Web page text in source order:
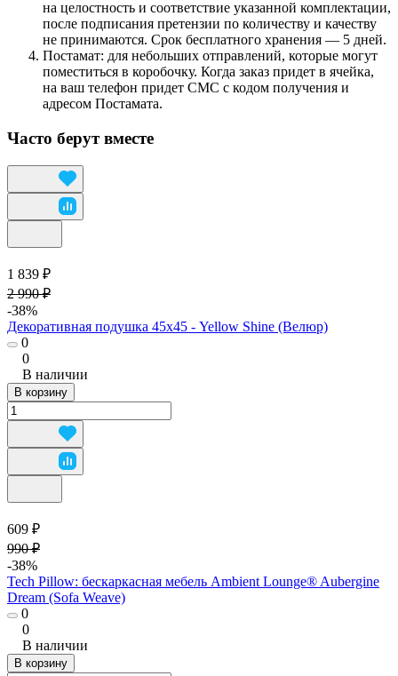
на целостность и соответствие указанной комплектации,
после подписания претензии по количеству и качеству
не принимаются. Срок бесплатного хранения — 5 дней.
Постамат: для небольших отправлений, которые могут
поместиться в коробочку. Когда заказ придет в ячейка,
на ваш телефон придет СМС с кодом получения и
адресом Постамата.
Часто берут вместе
1 839 ₽
2 990 ₽
-38%
Декоративная подушка 45х45 - Yellow Shine (Велюр)
0
0
В наличии
В корзину
609 ₽
990 ₽
-38%
Tech Pillow: бескаркасная мебель Ambient Lounge® Aubergine
Dream (Sofa Weave)
0
0
В наличии
В корзину